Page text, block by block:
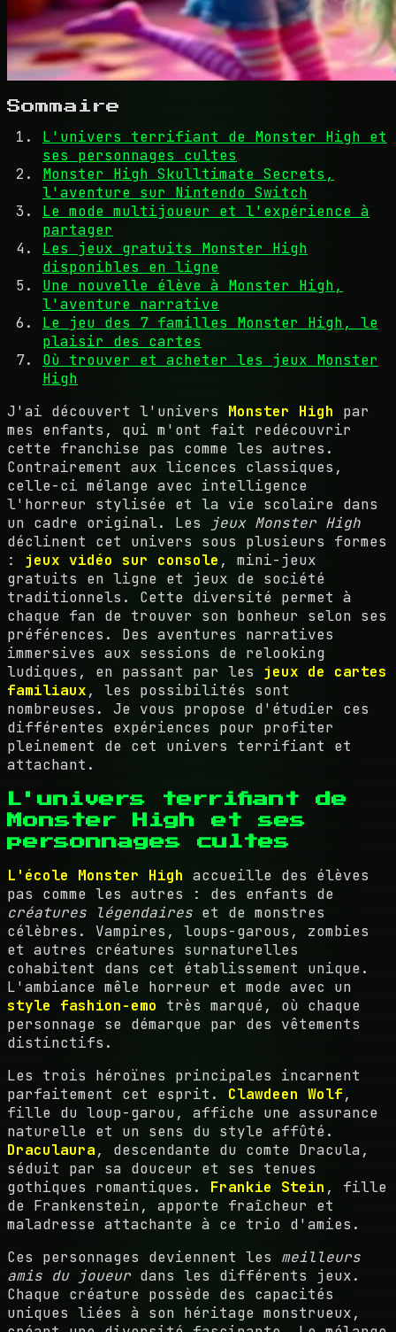
Sommaire
L'univers terrifiant de Monster High et
ses personnages cultes
Monster High Skulltimate Secrets,
l'aventure sur Nintendo Switch
Le mode multijoueur et l'expérience à
partager
Les jeux gratuits Monster High
disponibles en ligne
Une nouvelle élève à Monster High,
l'aventure narrative
Le jeu des 7 familles Monster High, le
plaisir des cartes
Où trouver et acheter les jeux Monster
High
J'ai découvert l'univers Monster High par
mes enfants, qui m'ont fait redécouvrir
cette franchise pas comme les autres.
Contrairement aux licences classiques,
celle-ci mélange avec intelligence
l'horreur stylisée et la vie scolaire dans
un cadre original. Les
jeux Monster High
déclinent cet univers sous plusieurs formes
: jeux vidéo sur console , mini-jeux
gratuits en ligne et jeux de société
traditionnels. Cette diversité permet à
chaque fan de trouver son bonheur selon ses
préférences. Des aventures narratives
immersives aux sessions de relooking
ludiques, en passant par les jeux de cartes
familiaux, les possibilités sont
nombreuses. Je vous propose d'étudier ces
différentes expériences pour profiter
pleinement de cet univers terrifiant et
attachant.
L'univers terrifiant de
Monster High et ses
personnages cultes
L'école Monster High accueille des élèves
pas comme les autres : des enfants de
créatures légendaires et de monstres
célèbres. Vampires, loups-garous, zombies
et autres créatures surnaturelles
cohabitent dans cet établissement unique.
L'ambiance mêle horreur et mode avec un
style fashion-emo très marqué, où chaque
personnage se démarque par des vêtements
distinctifs.
Les trois héroïnes principales incarnent
parfaitement cet esprit. Clawdeen Wolf,
fille du loup-garou, affiche une assurance
naturelle et un sens du style affûté.
Draculaura, descendante du comte Dracula,
séduit par sa douceur et ses tenues
gothiques romantiques. Frankie Stein , fille
de Frankenstein, apporte fraîcheur et
maladresse attachante à ce trio d'amies.
Ces personnages deviennent les meilleurs
amis du joueur dans les différents jeux.
Chaque créature possède des capacités
uniques liées à son héritage monstrueux,